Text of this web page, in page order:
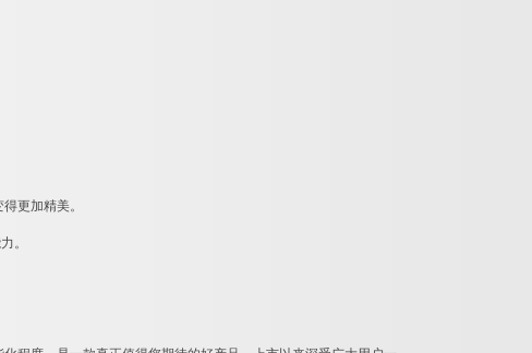
更加精美。
。